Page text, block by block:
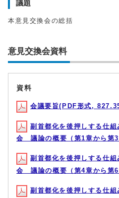
議題
本意見交換会の総括
意見交換会資料
資料
会議要旨(PDF形式,
副首都化を後押しする仕
会 議論の概要（第1章から第
副首都化を後押しする仕
会 議論の概要（第4章から第
副首都化を後押しする仕